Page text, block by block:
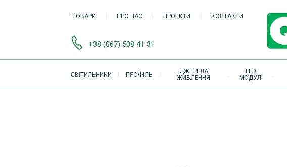
ТОВАРИ ПРО НАС ПРОЕКТИ КОНТАКТИ
+38 (067) 508 41 31
ОСНОВНАЯ
НАВИГАЦИЯ
СВІТИЛЬНИКИ ПРОФІЛЬ
ДЖЕРЕЛА
ЖИВЛЕННЯ
LED
МОДУЛІ